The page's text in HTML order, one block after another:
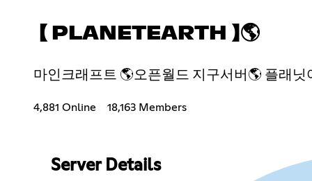
【 PLANETEARTH 】🌎
마인크래프트 🌎오픈월드 지구서버🌎 플래닛
4,881 Online 18,163 Members
Server Details